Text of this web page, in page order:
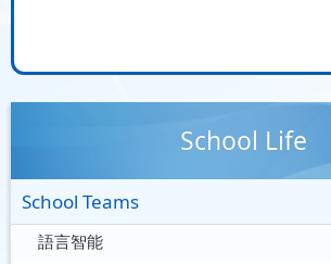
School Life
School Teams
語言智能